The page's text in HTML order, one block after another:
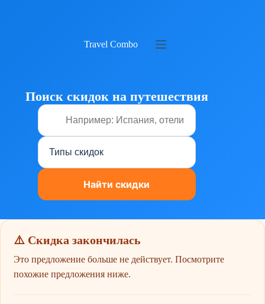
Travel Combo
Поиск скидок на путешествия
⚠️ Скидка закончилась
Это предложение больше не действует. Посмотрите
похожие предложения ниже.